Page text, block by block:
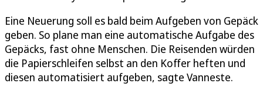
Eine Neuerung soll es bald beim Aufgeben von Gepäck
geben. So plane man eine automatische Aufgabe des
Gepäcks, fast ohne Menschen. Die Reisenden würden
die Papierschleifen selbst an den Koffer heften und
diesen automatisiert aufgeben, sagte Vanneste.